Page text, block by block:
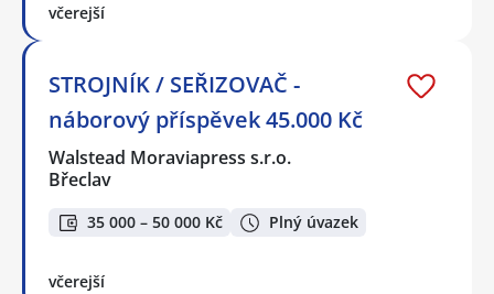
včerejší
STROJNÍK / SEŘIZOVAČ -
náborový příspěvek 45.000 Kč
Walstead Moraviapress s.r.o.
Břeclav
35 000 – 50 000 Kč Plný úvazek
včerejší